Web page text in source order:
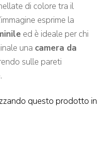
di colore tra il
esprime la
ed è ideale per chi
una camera da
sulle pareti
questo prodotto in